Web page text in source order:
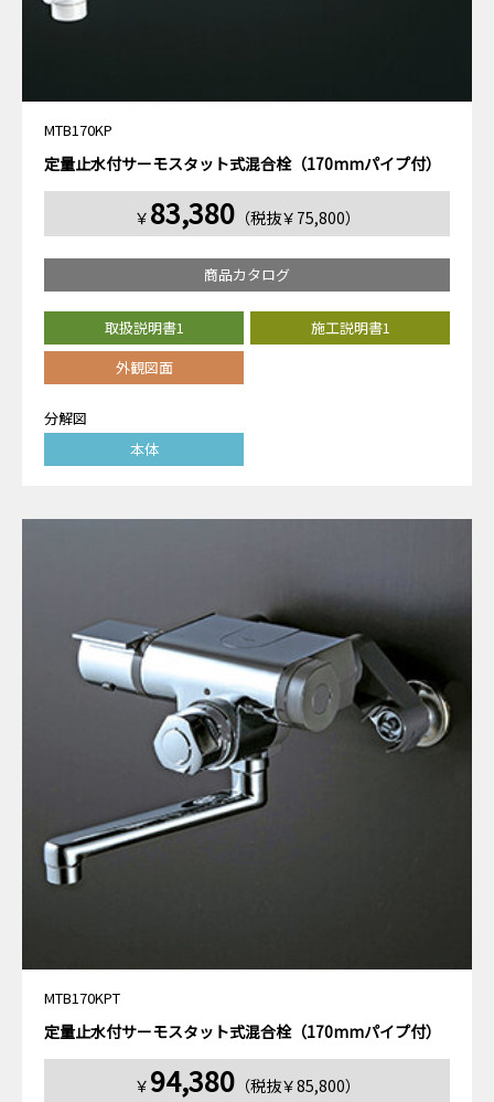
MTB170KP
定量止水付サーモスタット式混合栓（170mmパイプ付）
￥ 83,380（税抜￥75,800）
商品カタログ
取扱説明書1
施工説明書1
外観図面
分解図
本体
MTB170KPT
定量止水付サーモスタット式混合栓（170mmパイプ付）
￥ 94,380（税抜￥85,800）